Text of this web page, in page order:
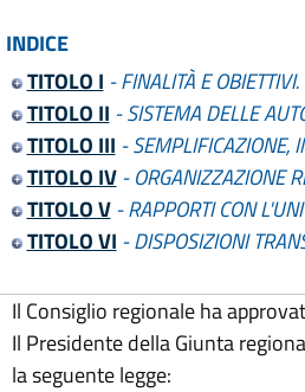
INDICE
TITOLO I - FINALITÀ E
TITOLO II - SISTEMA DELLE
TITOLO III - SEMPLIFICAZIONE,
TITOLO IV- ORGANIZZAZIONE
TITOLO V- RAPPORTI CON
TITOLO VI - DISPOSIZIONI
Il Consiglio regionale ha
Il Presidente della Giunta
la seguente legge: